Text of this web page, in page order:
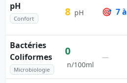
pH
Confort
8 pH 🎯 7
Bactéries
Coliformes
Microbiologie
0
n/100ml
—